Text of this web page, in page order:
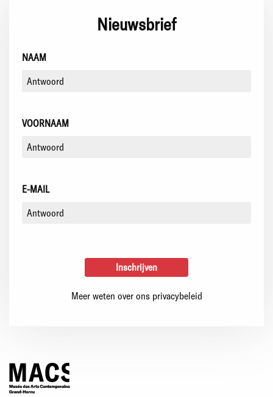
Nieuwsbrief
NAAM
VOORNAAM
E-MAIL
Meer weten over ons privacybeleid